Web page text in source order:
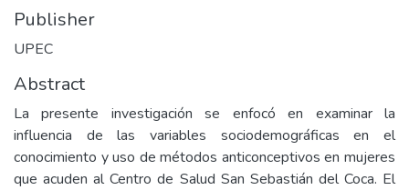
Publisher
UPEC
Abstract
La presente investigación se enfocó en examinar la
influencia de las variables sociodemográficas en el
conocimiento y uso de métodos anticonceptivos en mujeres
que acuden al Centro de Salud San Sebastián del Coca. El